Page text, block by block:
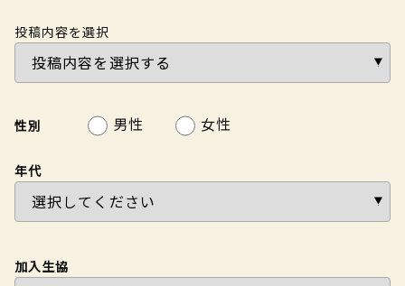
投稿内容を選択
性別 男性 女性
年代
加入生協